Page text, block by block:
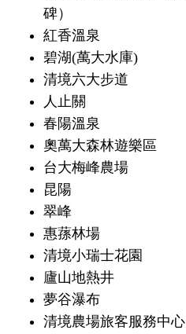
碑）
紅香溫泉
碧湖(萬大水庫)
清境六大步道
人止關
春陽溫泉
奧萬大森林遊樂區
台大梅峰農場
昆陽
翠峰
惠蓀林場
清境小瑞士花園
廬山地熱井
夢谷瀑布
清境農場旅客服務中心